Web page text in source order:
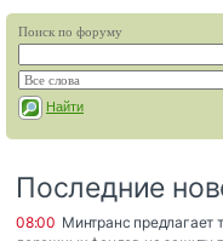
Поиск по форуму
Найти